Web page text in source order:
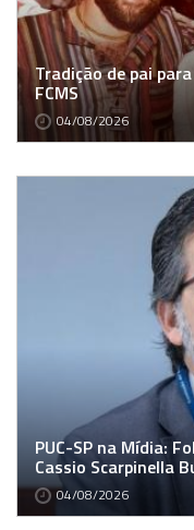
Tradição de pai
FCMS
04/08/2026
PUC-SP na Mídia:
Cassio Scarpinella
04/08/2026